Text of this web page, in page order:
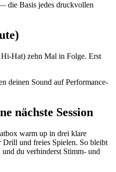
die Basis jedes druckvollen
Hat) zehn Mal in Folge. Erst
deinen Sound auf Performance-
nächste Session
warm up in drei klare
und freies Spielen. So bleibt
du verhinderst Stimm- und